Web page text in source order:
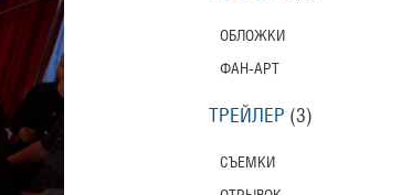
ОБЛОЖКИ
ФАН-АРТ
ТРЕЙЛЕР (3)
СЪЕМКИ